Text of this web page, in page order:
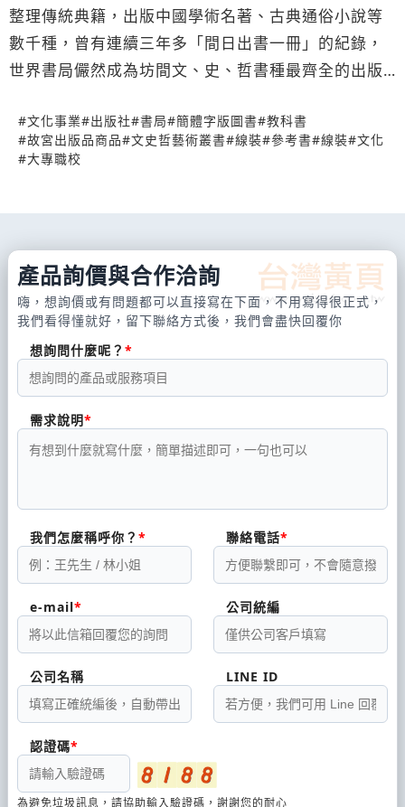
整理傳統典籍，出版中國學術名著、古典通俗小說等
數千種，曾有連續三年多「間日出書一冊」的紀錄，
世界書局儼然成為坊間文、史、哲書種最齊全的出版
書；經銷故宮出版品及商品
#文化事業#出版社#書局#簡體字版圖書#教科書
#故宮出版品商品#文史哲藝術叢書#線裝#參考書#線裝#文化
#大專職校
產品詢價與合作洽詢
嗨，想詢價或有問題都可以直接寫在下面，不用寫得很正式，
我們看得懂就好，留下聯絡方式後，我們會盡快回覆你
想詢問什麼呢？
需求說明
我們怎麼稱呼你？ 聯絡電話
e-mail 公司統編
公司名稱 LINE ID
認證碼
為避免垃圾訊息，請協助輸入驗證碼，謝謝您的耐心